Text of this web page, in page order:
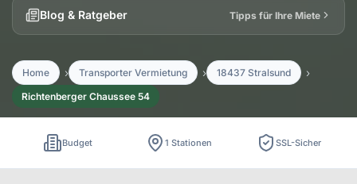
Blog & Ratgeber Tipps für Ihre Miete
Home Transporter Vermietung
18437 Stralsund
Richtenberger Chaussee 54
Budget 1 Stationen SSL-Sicher